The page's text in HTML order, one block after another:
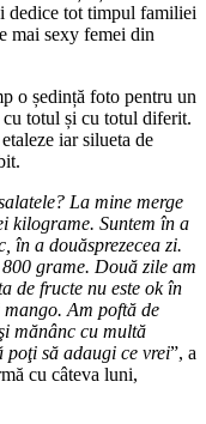
dedice tot timpul familiei
mai sexy femei din
o ședință foto pentru un
cu totul și cu totul diferit.
iar silueta de
La mine merge
kilograme. Suntem în a
în a douăsprezecea zi.
grame. Două zile am
de fructe nu este ok în
Am poftă de
mănânc cu multă
poţi să adaugi ce vrei”, a
cu câteva luni,